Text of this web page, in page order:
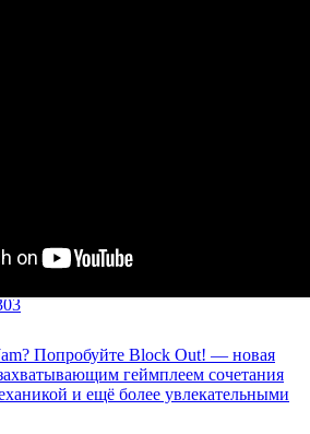
Попробуйте Block Out! — новая
геймплеем сочетания
и ещё более увлекательными